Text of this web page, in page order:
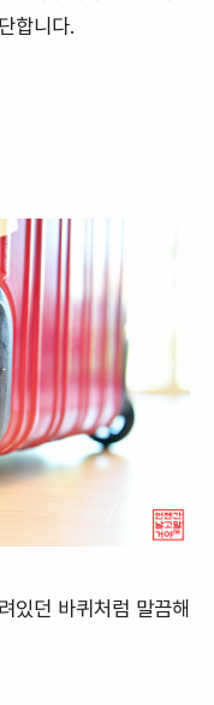
합니다.
있던 바퀴처럼 말끔해